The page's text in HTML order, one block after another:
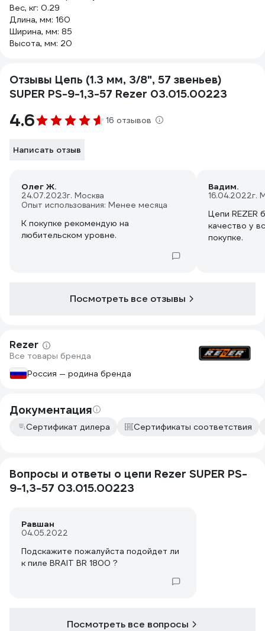
Вес, кг: 0.29
Длина, мм: 160
Ширина, мм: 85
Высота, мм: 20
Отзывы Цепь (1.3 мм, 3/8", 57 звеньев)
SUPER PS-9-1,3-57 Rezer 03.015.00223
4.6 16 отзывов
Написать отзыв
Олег Ж.
24.07.2023г. Москва
Опыт использования: Менее месяца
К покупке рекомендую на
любительском уровне.
Вадим.
16.04.2022г.
Цепи REZER бренд известный но
качество у
покупке.
Посмотреть все отзывы
Rezer
Все товары бренда
Россия — родина бренда
Документация
Сертификат дилера Сертификаты соответствия
Вопросы и ответы о цепи Rezer SUPER PS-
9-1,3-57 03.015.00223
Равшан
04.05.2022
Подскажите пожалуйста подойдет ли
к пиле BRAIT BR 1800 ?
Посмотреть все вопросы